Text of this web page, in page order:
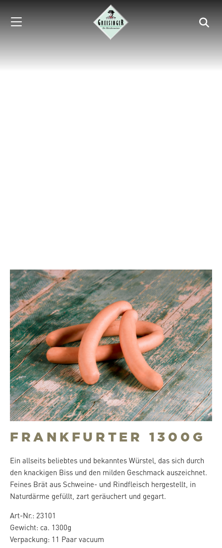
FRANKFURTER 1300G
Ein allseits beliebtes und bekanntes Würstel, das sich durch
den knackigen Biss und den milden Geschmack auszeichnet.
Feines Brät aus Schweine- und Rindfleisch hergestellt, in
Naturdärme gefüllt, zart geräuchert und gegart.
Art-Nr.: 23101
Gewicht: ca. 1300g
Verpackung: 11 Paar vacuum